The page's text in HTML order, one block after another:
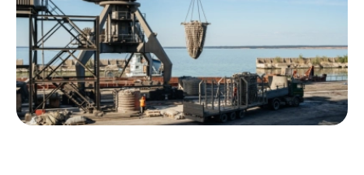
Центры дистрибуции
Реализация ТМЦ и непрофильных активов
Политика в области закупок
В помощь поставщику
Не только цемент
Люди ЦЕМРОСа
Технологии и тренды
Издание для клиентов
Аналитика цементной отрасли